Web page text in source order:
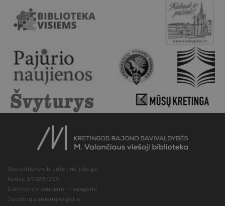
Savivaldybės biudžetinė įstaiga
Kodas 190287259
Duomenys kaupiami ir saugomi
Juridinių asmenų registre